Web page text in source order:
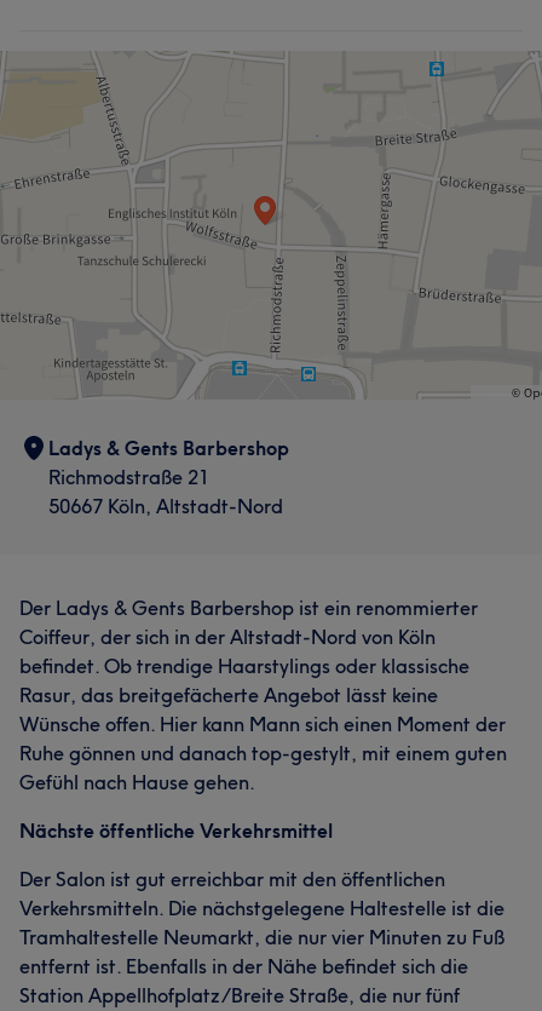
Ladys & Gents Barbershop
Richmodstraße 21
50667 Köln, Altstadt-Nord
Der Ladys & Gents Barbershop ist ein renommierter
Coiffeur, der sich in der Altstadt-Nord von Köln
befindet. Ob trendige Haarstylings oder klassische
Rasur, das breitgefächerte Angebot lässt keine
Wünsche offen. Hier kann Mann sich einen Moment der
Ruhe gönnen und danach top-gestylt, mit einem guten
Gefühl nach Hause gehen.
Nächste öffentliche Verkehrsmittel
Der Salon ist gut erreichbar mit den öffentlichen
Verkehrsmitteln. Die nächstgelegene Haltestelle ist die
Tramhaltestelle Neumarkt, die nur vier Minuten zu Fuß
entfernt ist. Ebenfalls in der Nähe befindet sich die
Station Appellhofplatz/Breite Straße, die nur fünf